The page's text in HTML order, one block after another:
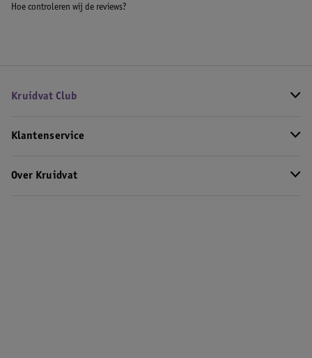
Hoe controleren wij de reviews?
Kruidvat Club
Klantenservice
Over Kruidvat